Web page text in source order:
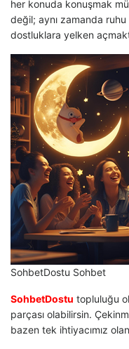
her konuda konuşmak
değil; aynı zamanda
dostluklara yelken
SohbetDostu Sohbet
SohbetDostu topluluğu
parçası olabilirsin.
bazen tek ihtiyacımız